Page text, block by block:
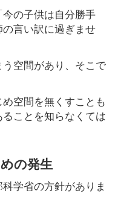
今の子供は自分勝手
言い訳に過ぎませ
空間があり、そこで
空間を無くすことも
ことを知らなくては
の発生
学省の方針がありま